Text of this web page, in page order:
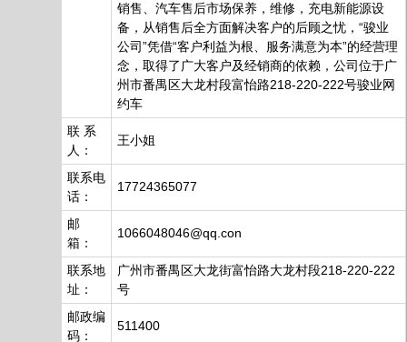
销售、汽车售后市场保养，维修，充电新能源设
备，从销售后全方面解决客户的后顾之忧，“骏业
公司”凭借“客户利益为根、服务满意为本”的经营理
念，取得了广大客户及经销商的依赖，公司位于广
州市番禺区大龙村段富怡路218-220-222号骏业网
约车
联 系
人：
王小姐
联系电
话：
17724365077
邮
箱：
1066048046@qq.con
联系地
址：
广州市番禺区大龙街富怡路大龙村段218-220-222
号
邮政编
码：
511400